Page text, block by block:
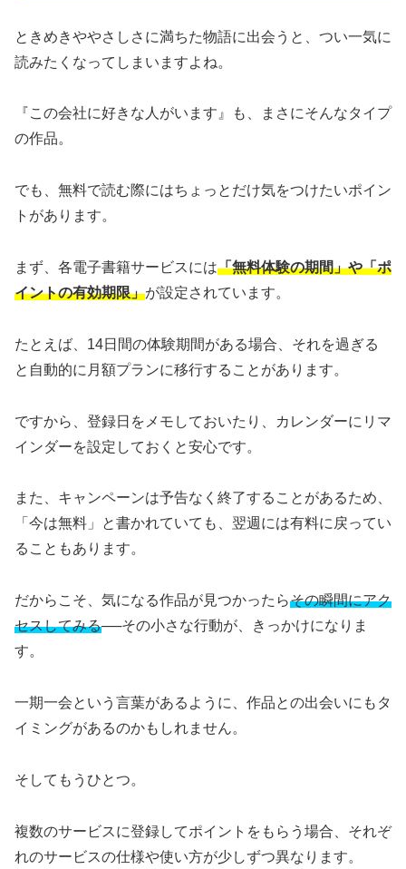
ときめきややさしさに満ちた物語に出会うと、つい一気に
読みたくなってしまいますよね。
『この会社に好きな人がいます』も、まさにそんなタイプ
の作品。
でも、無料で読む際にはちょっとだけ気をつけたいポイン
トがあります。
まず、各電子書籍サービスには「無料体験の期間」や「ポ
イントの有効期限」が設定されています。
たとえば、14日間の体験期間がある場合、それを過ぎる
と自動的に月額プランに移行することがあります。
ですから、登録日をメモしておいたり、カレンダーにリマ
インダーを設定しておくと安心です。
また、キャンペーンは予告なく終了することがあるため、
「今は無料」と書かれていても、翌週には有料に戻ってい
ることもあります。
だからこそ、気になる作品が見つかったらその瞬間にアク
セスしてみる──その小さな行動が、きっかけになりま
す。
一期一会という言葉があるように、作品との出会いにもタ
イミングがあるのかもしれません。
そしてもうひとつ。
複数のサービスに登録してポイントをもらう場合、それぞ
れのサービスの仕様や使い方が少しずつ異なります。